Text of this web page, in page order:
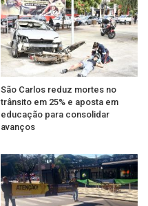
São Carlos reduz mortes no
trânsito em 25% e aposta em
educação para consolidar
avanços